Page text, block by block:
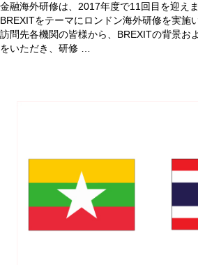
金融海外研修は、2017年度で11回目を迎え
BREXITをテーマにロンドン海外研修を実施
訪問先各機関の皆様から、BREXITの背景お
をいただき、研修 …